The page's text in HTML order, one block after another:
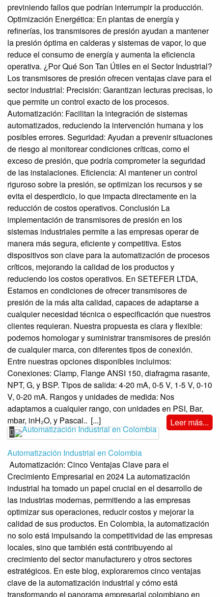
previniendo fallos que podrían interrumpir la producción.
Optimización Energética: En plantas de energía y
refinerías, los transmisores de presión ayudan a mantener
la presión óptima en calderas y sistemas de vapor, lo que
reduce el consumo de energía y aumenta la eficiencia
operativa. ¿Por Qué Son Tan Útiles en el Sector Industrial?
Los transmisores de presión ofrecen ventajas clave para el
sector industrial: Precisión: Garantizan lecturas precisas, lo
que permite un control exacto de los procesos.
Automatización: Facilitan la integración de sistemas
automatizados, reduciendo la intervención humana y los
posibles errores. Seguridad: Ayudan a prevenir situaciones
de riesgo al monitorear condiciones críticas, como el
exceso de presión, que podría comprometer la seguridad
de las instalaciones. Eficiencia: Al mantener un control
riguroso sobre la presión, se optimizan los recursos y se
evita el desperdicio, lo que impacta directamente en la
reducción de costos operativos. Conclusión La
implementación de transmisores de presión en los
sistemas industriales permite a las empresas operar de
manera más segura, eficiente y competitiva. Estos
dispositivos son clave para la automatización de procesos
críticos, mejorando la calidad de los productos y
reduciendo los costos operativos. En SETEFER LTDA,
Estamos en condiciones de ofrecer transmisores de
presión de la más alta calidad, capaces de adaptarse a
cualquier necesidad técnica o especificación que nuestros
clientes requieran. Nuestra propuesta es clara y flexible:
podemos homologar y suministrar transmisores de presión
de cualquier marca, con diferentes tipos de conexión.
Entre nuestras opciones disponibles incluimos:
Conexiones: Clamp, Flange ANSI 150, diafragma rasante,
NPT, G, y BSP. Tipos de salida: 4-20 mA, 0-5 V, 1-5 V, 0-10
V, 0-20 mA. Rangos y unidades de medida: Nos
adaptamos a cualquier rango, con unidades en PSI, Bar,
mbar, inH₂O, y Pascal.. [...] Leer más...
Automatización Industrial en Colombia
Automatización: Cinco Ventajas Clave para el
Crecimiento Empresarial en 2024 La automatización
industrial ha tomado un papel crucial en el desarrollo de
las industrias modernas, permitiendo a las empresas
optimizar sus operaciones, reducir costos y mejorar la
calidad de sus productos. En Colombia, la automatización
no solo está impulsando la competitividad de las empresas
locales, sino que también está contribuyendo al
crecimiento del sector manufacturero y otros sectores
estratégicos. En este blog, exploraremos cinco ventajas
clave de la automatización industrial y cómo está
transformando el panorama empresarial colombiano en